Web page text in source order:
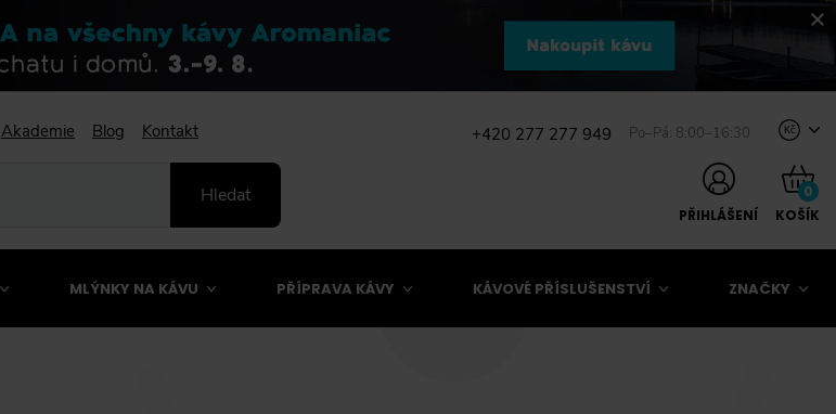
Akademie Blog Kontakt
Hledat
+420 277 277 949 Po–Pá: 8:00–16:30 Kč
PŘIHLÁŠENÍ
0
KOŠÍK
MLÝNKY NA KÁVU PŘÍPRAVA KÁVY KÁVOVÉ PŘÍSLUŠENSTVÍ ZNAČKY